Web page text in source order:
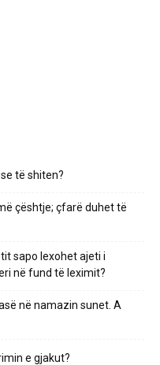
të shiten?
çështje; çfarë duhet të
sapo lexohet ajeti i
në fund të leximit?
në namazin sunet. A
e gjakut?